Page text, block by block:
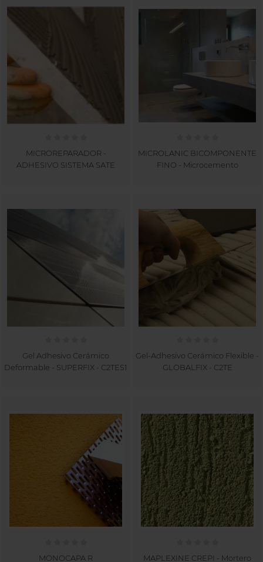
MICROREPARADOR -
ADHESIVO SISTEMA SATE
MICROLANIC BICOMPONENTE
FINO - Microcemento
Gel Adhesivo Cerámico
Deformable - SUPERFIX - C2TES1
Gel-Adhesivo Cerámico Flexible -
GLOBALFIX - C2TE
MONOCAPA R
MAPLEXINE CREPI - Mortero